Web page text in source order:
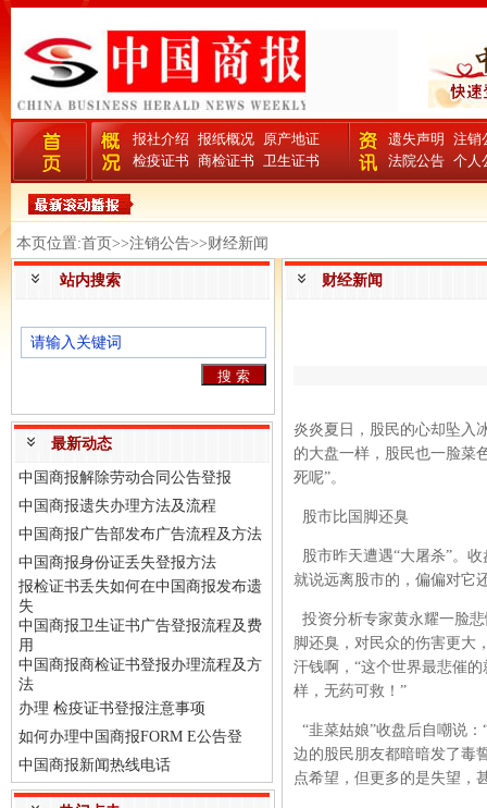
报社介绍 报纸概况 原产地证
检疫证书 商检证书 卫生证书
遗失声明
注销
法院公告 个人
本页位置:首页>>注销公告>>财经新闻
站内搜索
最新动态
中国商报解除劳动合同公告登报
中国商报遗失办理方法及流程
中国商报广告部发布广告流程及方法
中国商报身份证丢失登报方法
报检证书丢失如何在中国商报发布遗
失
中国商报卫生证书广告登报流程及费
用
中国商报商检证书登报办理流程及方
法
办理 检疫证书登报注意事项
如何办理中国商报FORM E公告登
中国商报新闻热线电话
财经新闻
炎炎夏日，股民的心却坠入
的大盘一样，股民也一脸菜
死呢”。
股市比国脚还臭
股市昨天遭遇“大屠杀”。
就说远离股市的，偏偏对它
投资分析专家黄永耀一脸
脚还臭，对民众的伤害更大
汗钱啊，“这个世界最悲催
样，无药可救！”
“韭菜姑娘”收盘后自嘲说
边的股民朋友都暗暗发了毒
点希望，但更多的是失望，